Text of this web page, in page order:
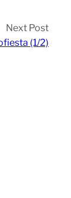
Next Post
(1/2)